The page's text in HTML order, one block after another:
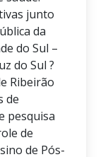
junto
da
do Sul –
do Sul ?
Ribeirão
de
pesquisa
de
de Pós-